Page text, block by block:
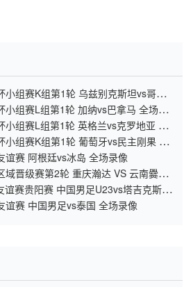
组赛K组第1轮 乌兹别克斯坦vs哥伦比
小组赛L组第1轮 加纳vs巴拿马 全场录
小组赛L组第1轮 英格兰vs克罗地亚 全
小组赛K组第1轮 葡萄牙vs民主刚果 全
赛 阿根廷vs冰岛 全场录像
域晋级赛第2轮 重庆瀚达 VS 云南爨合
赛贵阳赛 中国男足U23vs塔吉克斯坦
赛 中国男足vs泰国 全场录像